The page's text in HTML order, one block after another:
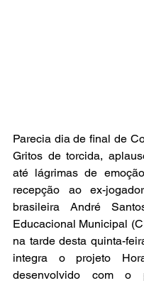
Parecia dia de final de
Gritos de torcida,
até lágrimas de
recepção ao ex-
brasileira André
Educacional Municipal
na tarde desta quinta-
integra o projeto
desenvolvido com o